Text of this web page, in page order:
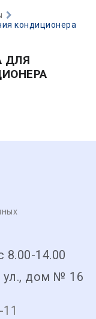
кондиционера
ДЛЯ
8.00-14.00
ул., дом № 16